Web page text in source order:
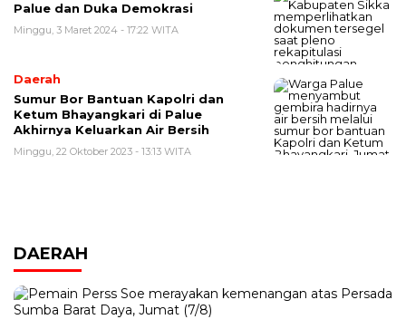
Palue dan Duka Demokrasi
Minggu, 3 Maret 2024 - 17:22 WITA
Daerah
Sumur Bor Bantuan Kapolri dan
Ketum Bhayangkari di Palue
Akhirnya Keluarkan Air Bersih
Minggu, 22 Oktober 2023 - 13:13 WITA
DAERAH